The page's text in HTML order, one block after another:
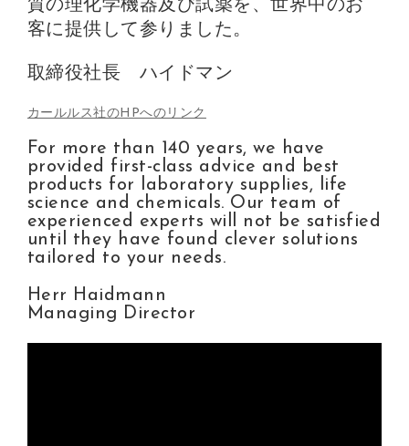
質の理化学機器及び試薬を、世界中のお
客に提供して参りました。
取締役社長 ハイドマン
カールルス社のHPへのリンク
For more than 140 years, we have
provided first-class advice and best
products for laboratory supplies, life
science and chemicals. Our team of
experienced experts will not be satisfied
until they have found clever solutions
tailored to your needs.
Herr Haidmann
Managing Director